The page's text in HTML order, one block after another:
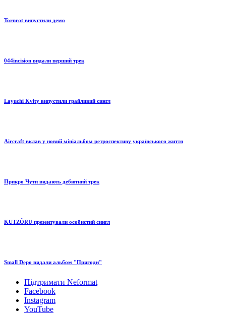
Tornrot випустили демо
044incision видали перший трек
Layuchi Kvity випустили грайливий сингл
Aircraft вклав у новий мініальбом ретроспективу українського життя
Прикро Чути видають дебютний трек
KUTZÔRU презентували особистий сингл
Small Depo видали альбом "Пригоди"
Підтримати Neformat
Facebook
Instagram
YouTube